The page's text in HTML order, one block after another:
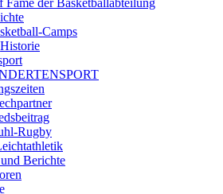
Fame der Basketballabteilung
Camps
Historie
Rugby
Berichte